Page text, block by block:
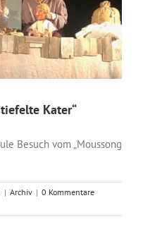
Kater“
Besuch vom „Moussong
| Archiv | 0 Kommentare